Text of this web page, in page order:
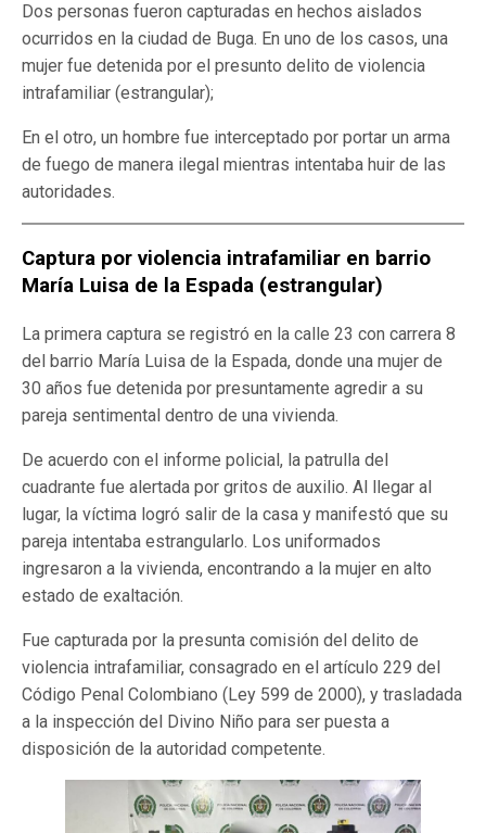
Dos personas fueron capturadas en hechos aislados
ocurridos en la ciudad de Buga. En uno de los casos, una
mujer fue detenida por el presunto delito de violencia
intrafamiliar (estrangular);
En el otro, un hombre fue interceptado por portar un arma
de fuego de manera ilegal mientras intentaba huir de las
autoridades.
Captura por violencia intrafamiliar en barrio
María Luisa de la Espada (estrangular)
La primera captura se registró en la calle 23 con carrera 8
del barrio María Luisa de la Espada, donde una mujer de
30 años fue detenida por presuntamente agredir a su
pareja sentimental dentro de una vivienda.
De acuerdo con el informe policial, la patrulla del
cuadrante fue alertada por gritos de auxilio. Al llegar al
lugar, la víctima logró salir de la casa y manifestó que su
pareja intentaba estrangularlo. Los uniformados
ingresaron a la vivienda, encontrando a la mujer en alto
estado de exaltación.
Fue capturada por la presunta comisión del delito de
violencia intrafamiliar, consagrado en el artículo 229 del
Código Penal Colombiano (Ley 599 de 2000), y trasladada
a la inspección del Divino Niño para ser puesta a
disposición de la autoridad competente.